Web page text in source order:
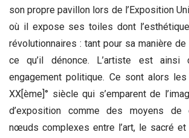
son propre pavillon lors de l’Exposition
où il expose ses toiles dont
révolutionnaires : tant pour sa manière
ce qu’il dénonce. L’artiste est ainsi
engagement politique. Ce sont alors
XX[ème]° siècle qui s’emparent de
d’exposition comme des moyens de
nœuds complexes entre l’art, le sacré et